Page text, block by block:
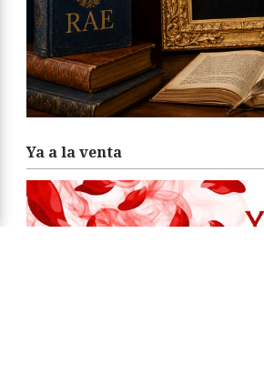
Ya a la venta